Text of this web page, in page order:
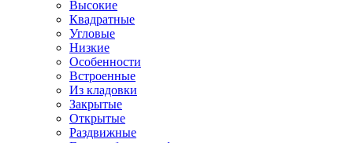
Высокие
Квадратные
Угловые
Низкие
Особенности
Встроенные
Из кладовки
Закрытые
Открытые
Раздвижные